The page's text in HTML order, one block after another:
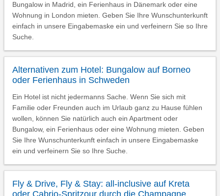
Bungalow in Madrid, ein Ferienhaus in Dänemark oder eine
Wohnung in London mieten. Geben Sie Ihre Wunschunterkunft
einfach in unsere Eingabemaske ein und verfeinern Sie so Ihre
Suche.
Alternativen zum Hotel: Bungalow auf Borneo
oder Ferienhaus in Schweden
Ein Hotel ist nicht jedermanns Sache. Wenn Sie sich mit
Familie oder Freunden auch im Urlaub ganz zu Hause fühlen
wollen, können Sie natürlich auch ein Apartment oder
Bungalow, ein Ferienhaus oder eine Wohnung mieten. Geben
Sie Ihre Wunschunterkunft einfach in unsere Eingabemaske
ein und verfeinern Sie so Ihre Suche.
Fly & Drive, Fly & Stay: all-inclusive auf Kreta
oder Cabrio-Spritzour durch die Champagne